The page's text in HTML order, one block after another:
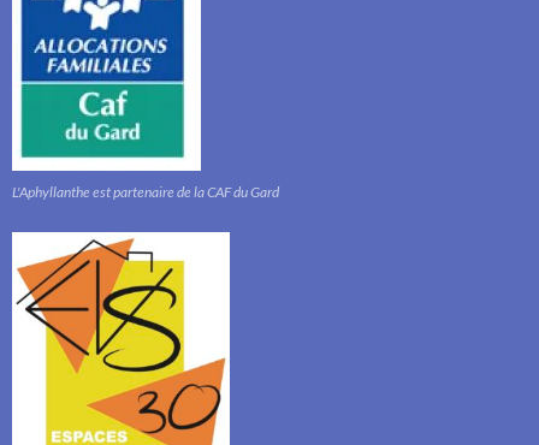
L'Aphyllanthe est partenaire de la CAF du Gard